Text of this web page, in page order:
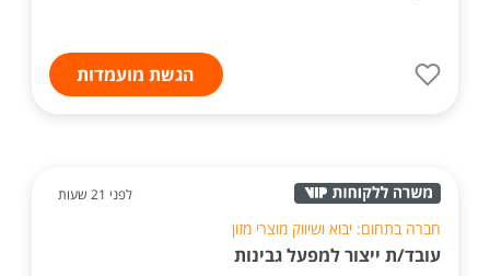
הגשת מועמדות
לפני 21 שעות
חברה בתחום: יבוא ושיווק מוצרי מזון
עובד/ת ייצור למפעל גבינות